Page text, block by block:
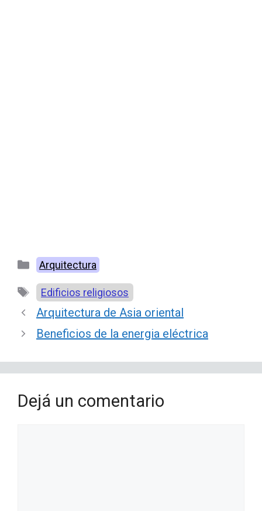
Categorías
Arquitectura
Etiquetas
Edificios religiosos
Arquitectura de Asia oriental
Beneficios de la energia eléctrica
Dejá un comentario